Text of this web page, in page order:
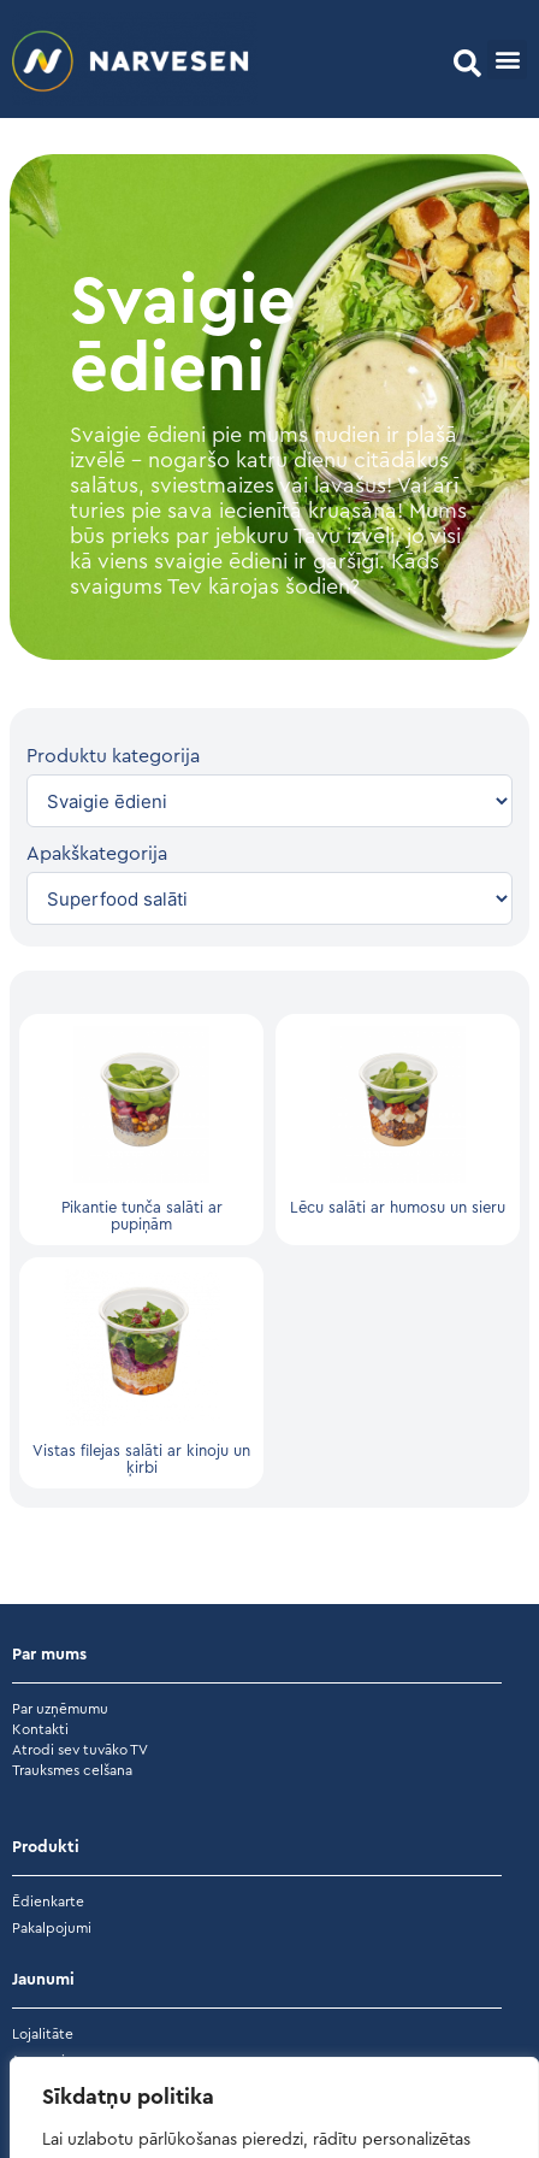
Sīkdatņu politika
Lai uzlabotu pārlūkošanas pieredzi, rādītu personalizētas
Svaigie
ēdieni
Svaigie ēdieni pie mums nudien ir plašā
izvēlē – nogaršo katru dienu citādākus
salātus, sviestmaizes vai lavašus! Vai arī
turies pie sava iecienītā kruasāna! Mums
būs prieks par jebkuru Tavu izvēli, jo visi
kā viens svaigie ēdieni ir garšīgi. Kāds
svaigums Tev kārojas šodien?
Produktu kategorija
Apakškategorija
Pikantie tunča salāti ar
pupiņām
Lēcu salāti ar humosu un sieru
Vistas filejas salāti ar kinoju un
ķirbi
Par mums
Par uzņēmumu
Kontakti
Atrodi sev tuvāko TV
Trauksmes celšana
Produkti
Ēdienkarte
Pakalpojumi
Jaunumi
Lojalitāte
Jaunumi
Akcijas
Atsauksmes